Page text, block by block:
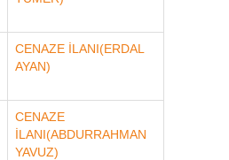
CENAZE İLANI(ERDAL
AYAN)
CENAZE
İLANI(ABDURRAHMAN
YAVUZ)